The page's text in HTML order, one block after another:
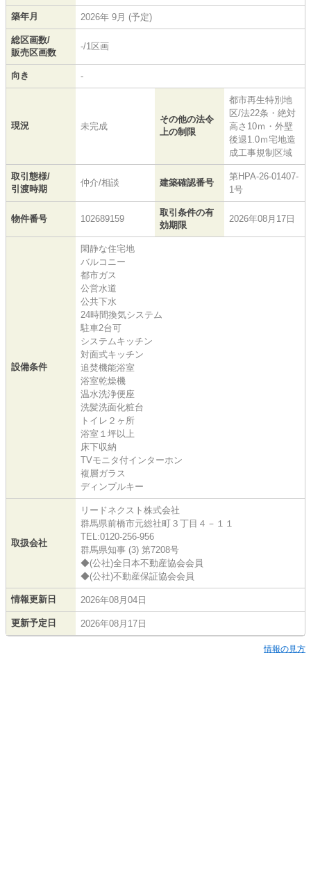
築年月 2026年 9月 (予定)
総区画数/
販売区画数
-/1区画
向き -
現況 未完成
その他の法令
上の制限
都市再生特別地
区/法22条・絶対
高さ10ｍ・外壁
後退1.0ｍ宅地造
成工事規制区域
取引態様/
引渡時期
仲介/相談 建築確認番号
第HPA-26-01407-
1号
物件番号 102689159
取引条件の有
効期限
2026年08月17日
設備条件
閑静な住宅地
バルコニー
都市ガス
公営水道
公共下水
24時間換気システム
駐車2台可
システムキッチン
対面式キッチン
追焚機能浴室
浴室乾燥機
温水洗浄便座
洗髪洗面化粧台
トイレ２ヶ所
浴室１坪以上
床下収納
TVモニタ付インターホン
複層ガラス
ディンプルキー
取扱会社
リードネクスト株式会社
群馬県前橋市元総社町３丁目４－１１
TEL:0120-256-956
群馬県知事 (3) 第7208号
◆(公社)全日本不動産協会会員
◆(公社)不動産保証協会会員
情報更新日 2026年08月04日
更新予定日 2026年08月17日
情報の見方